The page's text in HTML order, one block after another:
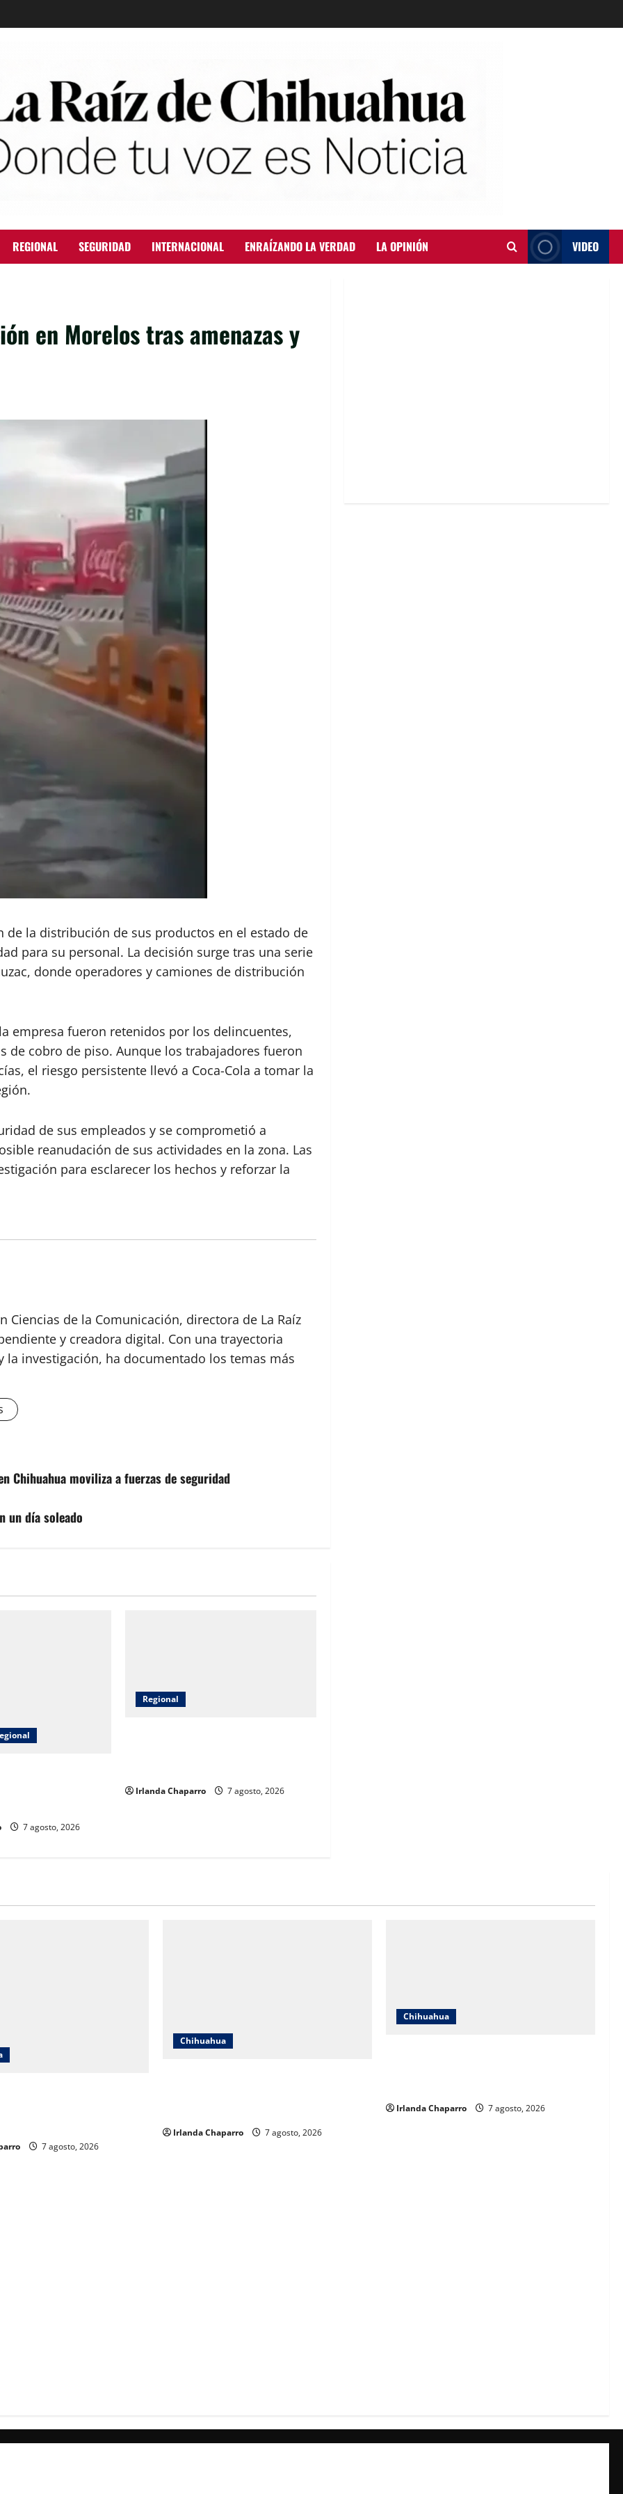
REGIONAL SEGURIDAD INTERNACIONAL ENRAÍZANDO LA VERDAD LA OPINIÓN VIDEO
en Morelos tras amenazas y
de la distribución de sus productos en el estado de
para su personal. La decisión surge tras una serie
donde operadores y camiones de distribución
empresa fueron retenidos por los delincuentes,
de cobro de piso. Aunque los trabajadores fueron
el riesgo persistente llevó a Coca-Cola a tomar la
de sus empleados y se comprometió a
reanudación de sus actividades en la zona. Las
para esclarecer los hechos y reforzar la
Ciencias de la Comunicación, directora de La Raíz
y creadora digital. Con una trayectoria
la investigación, ha documentado los temas más
Chihuahua moviliza a fuerzas de seguridad
un día soleado
7 agosto, 2026
Regional
Irlanda Chaparro 7 agosto, 2026
7 agosto, 2026
Chihuahua
Irlanda Chaparro 7 agosto, 2026
Chihuahua
Irlanda Chaparro 7 agosto, 2026